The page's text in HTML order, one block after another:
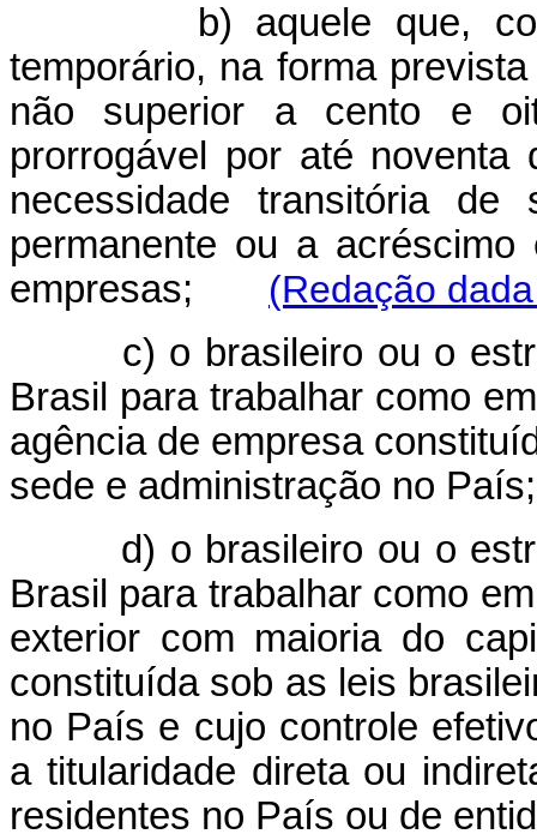
b) aquele que,
temporário, na forma
não superior a cento e
prorrogável por até
necessidade transitória
permanente ou a
empresas; (Redação
c) o brasileiro ou o
Brasil para trabalhar como
agência de empresa
sede e administração no País;
d) o brasileiro ou o
Brasil para trabalhar como
exterior com maioria do
constituída sob as leis
no País e cujo controle
a titularidade direta ou
residentes no País ou de